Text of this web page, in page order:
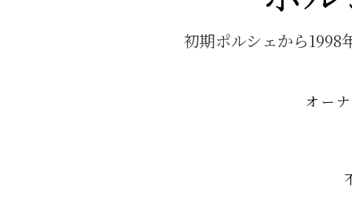
初期ポルシェから1998
オー